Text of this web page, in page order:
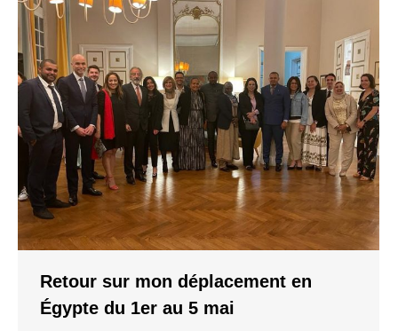
Retour sur mon déplacement en
Égypte du 1er au 5 mai